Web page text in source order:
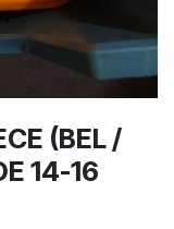
(BEL /
14-16